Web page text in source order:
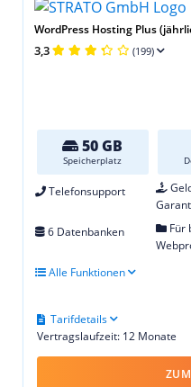
WordPress Hosting Plus
3,3 (199)
50 GB
Speicherplatz
Telefonsupport
6 Datenbanken
Für
Alle Funktionen
Vertragslaufzeit: 12 Monate
Tarifdetails